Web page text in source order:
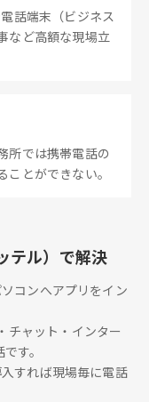
話端末（ビジネス
など高額な現場立
所では携帯電話の
とができない。
テル）で解決
コンへアプリをイン
チャット・インター
す。
すれば現場毎に電話